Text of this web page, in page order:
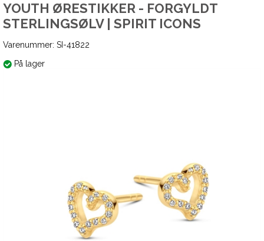
YOUTH ØRESTIKKER - FORGYLDT
STERLINGSØLV | SPIRIT ICONS
Varenummer: SI-41822
På lager